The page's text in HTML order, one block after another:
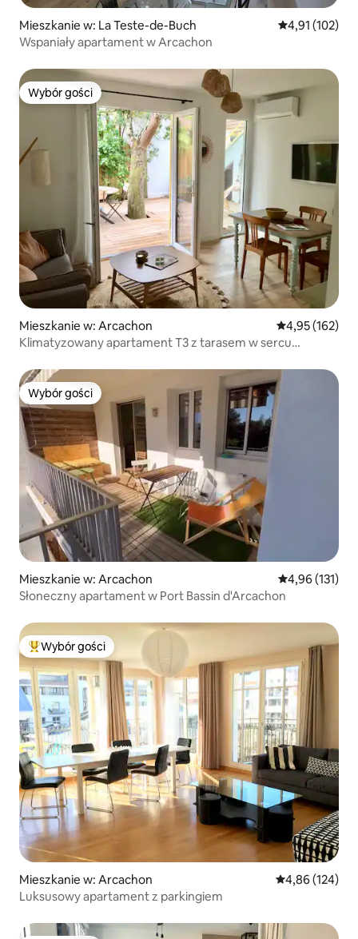
Mieszkanie w: La Teste-de-Buch Średnia
4,91 (102)
Wspaniały apartament w Arcachon
Wybór gości
Wybór gości
Mieszkanie w: Arcachon Średnia
4,95 (162)
Klimatyzowany apartament T3 z tarasem w sercu
Wybór gości
Wybór gości
Mieszkanie w: Arcachon Średnia
4,96 (131)
Słoneczny apartament w Port Bassin d'Arcachon
Najpopularniejsze z kategorii Wybór gości
Wybór gości
Mieszkanie w: Arcachon Średnia
4,86 (124)
Luksusowy apartament z parkingiem